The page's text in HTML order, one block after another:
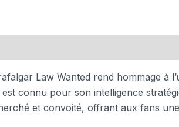
Law Wanted rend hommage à
connu pour son intelligence
et convoité, offrant aux fans